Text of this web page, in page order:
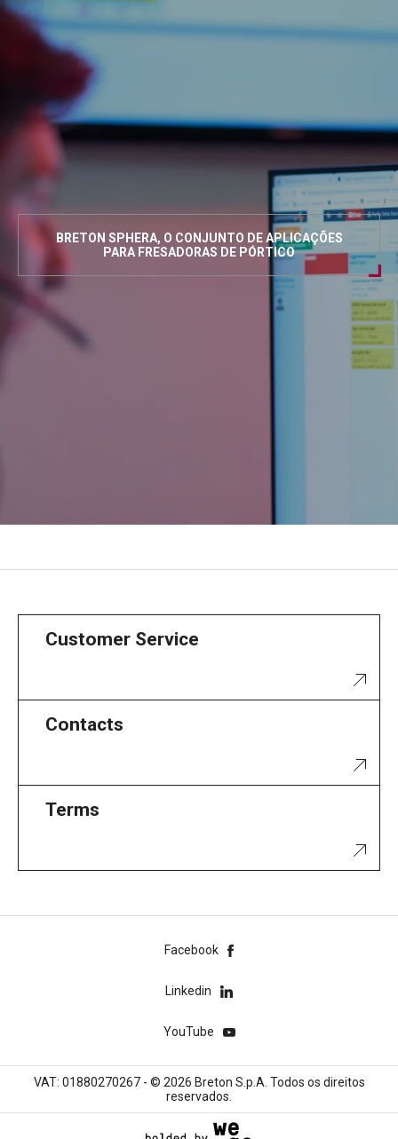
BRETON SPHERA, O CONJUNTO DE APLICAÇÕES
PARA FRESADORAS DE PÓRTICO
Customer Service
Contacts
Terms
Facebook
Linkedin
YouTube
VAT: 01880270267 - © 2026 Breton S.p.A. Todos os direitos
reservados.